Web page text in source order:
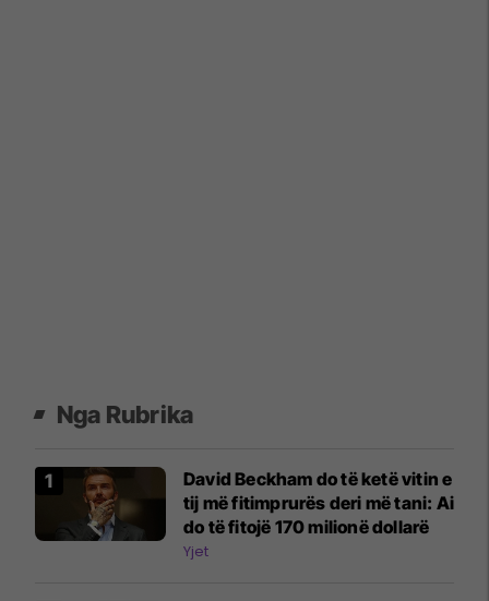
Nga Rubrika
David Beckham do të ketë vitin e
tij më fitimprurës deri më tani: Ai
do të fitojë 170 milionë dollarë
Yjet